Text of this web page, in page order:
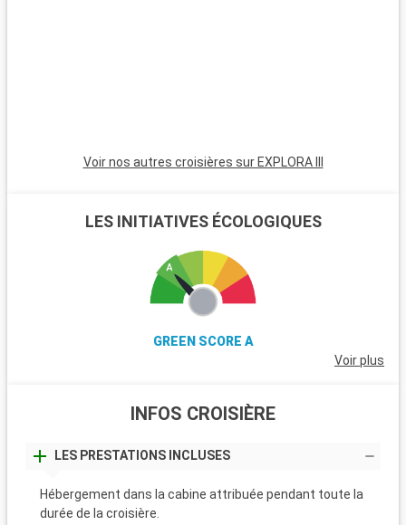
Voir nos autres croisières sur EXPLORA III
LES INITIATIVES ÉCOLOGIQUES
GREEN SCORE A
Voir plus
INFOS CROISIÈRE
LES PRESTATIONS INCLUSES
Hébergement dans la cabine attribuée pendant toute la
durée de la croisière.